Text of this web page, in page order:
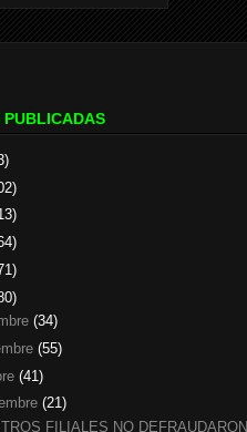
PUBLICADAS
(34)
(55)
(41)
(21)
FILIALES NO DEFRAUDARON